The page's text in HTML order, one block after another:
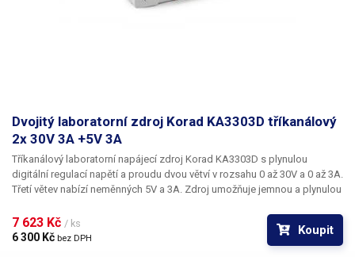
Dvojitý laboratorní zdroj Korad KA3303D tříkanálový
2x 30V 3A +5V 3A
Tříkanálový laboratorní napájecí zdroj Korad KA3303D s plynulou
digitální regulací napětí a proudu dvou větví v rozsahu 0 až 30V a 0 až 3A.
Třetí větev nabízí neměnných 5V a 3A. Zdroj umožňuje jemnou a plynulou
KA3303D umožňuje ukládání až pěti nastavených hodnot do paměti,
přičemž jejich navolení je velice snadné - přímo pomocí tlačítka M1-5 na
ovládacím panelu. Nastavování napětí je velice přesné a rychlé, díky
7 623 Kč / ks
6 300 Kč bez DPH
Koupit